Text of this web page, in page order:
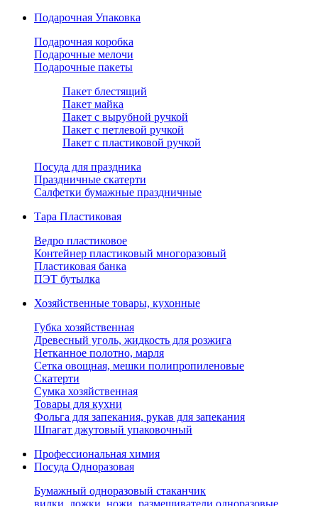
Подарочная Упаковка
Подарочная коробка
Подарочные мелочи
Подарочные пакеты
Пакет блестящий
Пакет майка
Пакет с вырубной ручкой
Пакет с петлевой ручкой
Пакет с пластиковой ручкой
Посуда для праздника
Праздничные скатерти
Салфетки бумажные праздничные
Тара Пластиковая
Ведро пластиковое
Контейнер пластиковый многоразовый
Пластиковая банка
ПЭТ бутылка
Хозяйственные товары, кухонные
Губка хозяйственная
Древесный уголь, жидкость для розжига
Нетканное полотно, марля
Сетка овощная, мешки полипропиленовые
Скатерти
Сумка хозяйственная
Товары для кухни
Фольга для запекания, рукав для запекания
Шпагат джутовый упаковочный
Профессиональная химия
Посуда Одноразовая
Бумажный одноразовый стаканчик
вилки, ложки, ножи, размешиватели одноразовые